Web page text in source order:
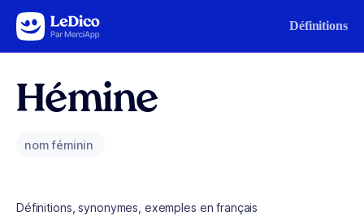
Aller au contenu Définitions
Hémine
nom féminin
Définitions, synonymes, exemples en français